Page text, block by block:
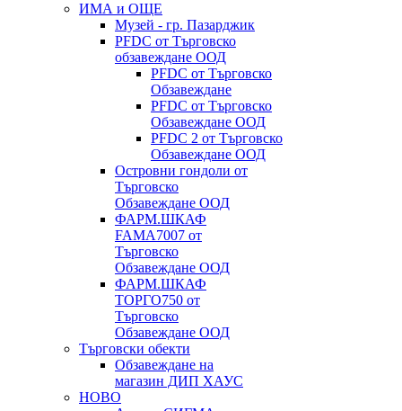
ИМА и ОЩЕ
Музей - гр. Пазарджик
PFDC от Търговско
обзавеждане ООД
PFDC от Търговско
Обзавеждане
PFDC от Търговско
Обзавеждане ООД
PFDC 2 от Търговско
Обзавеждане ООД
Островни гондоли от
Търговско
Обзавеждане ООД
ФАРМ.ШКАФ
FAMA7007 от
Търговско
Обзавеждане ООД
ФАРМ.ШКАФ
ТОРГО750 от
Търговско
Обзавеждане ООД
Търговски обекти
Обзавеждане на
магазин ДИП ХАУС
НОВО